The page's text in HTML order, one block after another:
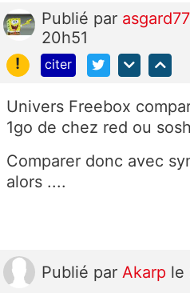
Publié par asgard77
20h51
!
citer
Univers Freebox
1go de chez red ou
Comparer donc avec
alors ....
Publié par Akarp le